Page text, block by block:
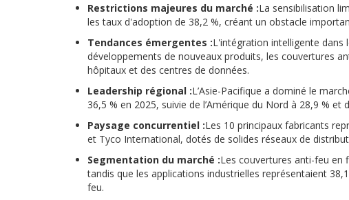
Restrictions majeures du marché :La sensibilisation
les taux d'adoption de 38,2 %, créant un obstacle
Tendances émergentes :L'intégration intelligente dans
développements de nouveaux produits, les couvertures
hôpitaux et des centres de données.
Leadership régional :L’Asie-Pacifique a dominé le
36,5 % en 2025, suivie de l’Amérique du Nord à 28,9 % et
Paysage concurrentiel :Les 10 principaux fabricants
et Tyco International, dotés de solides réseaux de
Segmentation du marché :Les couvertures anti-feu en
tandis que les applications industrielles représentaient
feu.